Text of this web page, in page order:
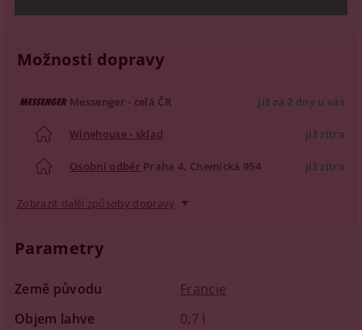
Možnosti dopravy
Messenger - celá ČR již za 2 dny u vás
Winehouse - sklad již zítra
Osobní odběr Praha 4, Chemická 954 již zítra
Zobrazit další způsoby dopravy
Parametry
Země původu
Francie
Objem lahve
0,7 l